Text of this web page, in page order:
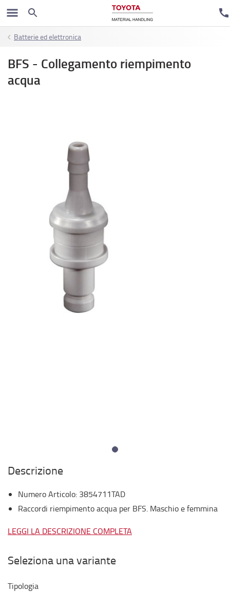
Batterie ed elettronica
BFS - Collegamento riempimento
acqua
Descrizione
Numero Articolo: 3854711TAD
Raccordi riempimento acqua per BFS. Maschio e femmina
LEGGI LA DESCRIZIONE COMPLETA
Seleziona una variante
Tipologia